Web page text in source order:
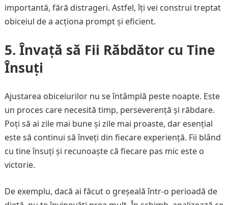
importantă, fără distrageri. Astfel, îți vei construi treptat
obiceiul de a acționa prompt și eficient.
5.Învață să Fii Răbdător cu Tine
Însuți
Ajustarea obiceiurilor nu se întâmplă peste noapte. Este
un proces care necesită timp, perseverență și răbdare.
Poți să ai zile mai bune și zile mai proaste, dar esențial
este să continui să înveți din fiecare experiență. Fii blând
cu tine însuți și recunoaște că fiecare pas mic este o
victorie.
De exemplu, dacă ai făcut o greșeală într-o perioadă de